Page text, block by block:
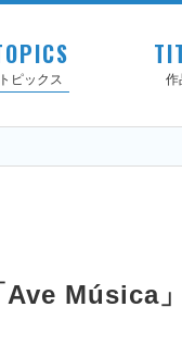
トピックス 作
Música